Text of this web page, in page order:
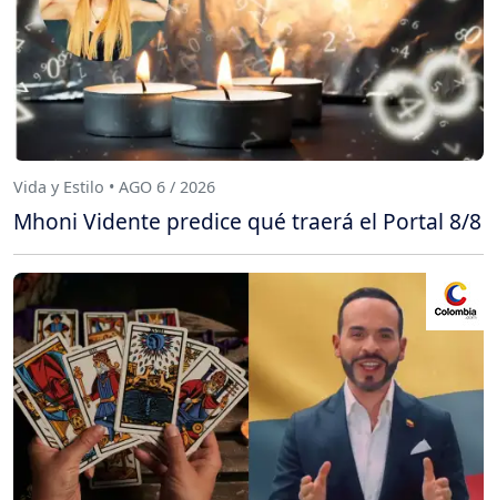
Vida y Estilo • AGO 6 / 2026
Mhoni Vidente predice qué traerá el Portal 8/8